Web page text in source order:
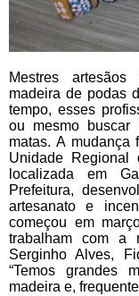
Mestres artesãos
madeira de podas
tempo, esses
ou mesmo buscar
matas. A
Unidade Regional
localizada em
Prefeitura,
artesanato e
começou em
trabalham com a
Serginho Alves,
“Temos grandes
madeira e,